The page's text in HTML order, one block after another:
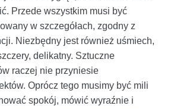
Przede wszystkim musi być
w szczegółach, zgodny z
Niezbędny jest również uśmiech,
delikatny. Sztuczne
raczej nie przyniesie
Oprócz tego musimy być mili
spokój, mówić wyraźnie i